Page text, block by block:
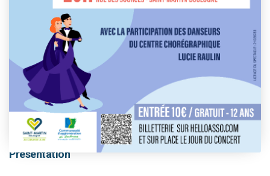
This event has passed.
Présentation